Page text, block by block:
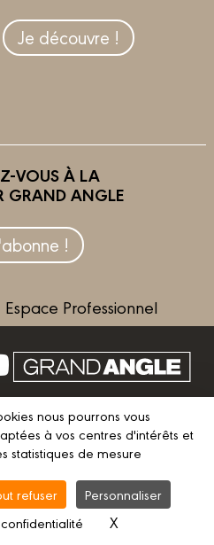
Je découvre !
VOUS À LA
GRAND ANGLE
!
Professionnel
nous
partenaire
légales
Conditions d’utilisation
Gestion des cookies
nous pourrons vous
à vos centres d'intérêts et
statistiques de mesure
refuser
Personnaliser
X